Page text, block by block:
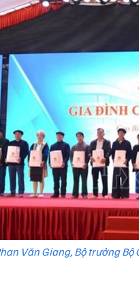
Văn Giang, Bộ trưởng